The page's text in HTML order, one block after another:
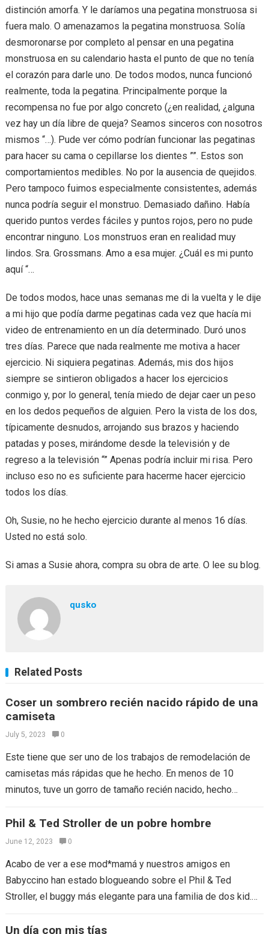
distinción amorfa. Y le daríamos una pegatina monstruosa si
fuera malo. O amenazamos la pegatina monstruosa. Solía ​​
desmoronarse por completo al pensar en una pegatina
monstruosa en su calendario hasta el punto de que no tenía
el corazón para darle uno. De todos modos, nunca funcionó
realmente, toda la pegatina. Principalmente porque la
recompensa no fue por algo concreto (¿en realidad, ¿alguna
vez hay un día libre de queja? Seamos sinceros con nosotros
mismos “…). Pude ver cómo podrían funcionar las pegatinas
para hacer su cama o cepillarse los dientes ””. Estos son
comportamientos medibles. No por la ausencia de quejidos.
Pero tampoco fuimos especialmente consistentes, además
nunca podría seguir el monstruo. Demasiado dañino. Había
querido puntos verdes fáciles y puntos rojos, pero no pude
encontrar ninguno. Los monstruos eran en realidad muy
lindos. Sra. Grossmans. Amo a esa mujer. ¿Cuál es mi punto
aquí “…
De todos modos, hace unas semanas me di la vuelta y le dije
a mi hijo que podía darme pegatinas cada vez que hacía mi
video de entrenamiento en un día determinado. Duró unos
tres días. Parece que nada realmente me motiva a hacer
ejercicio. Ni siquiera pegatinas. Además, mis dos hijos
siempre se sintieron obligados a hacer los ejercicios
conmigo y, por lo general, tenía miedo de dejar caer un peso
en los dedos pequeños de alguien. Pero la vista de los dos,
típicamente desnudos, arrojando sus brazos y haciendo
patadas y poses, mirándome desde la televisión y de
regreso a la televisión “” Apenas podría incluir mi risa. Pero
incluso eso no es suficiente para hacerme hacer ejercicio
todos los días.
Oh, Susie, no he hecho ejercicio durante al menos 16 días.
Usted no está solo.
Si amas a Susie ahora, compra su obra de arte. O lee su blog.
qusko
Related Posts
Coser un sombrero recién nacido rápido de una
camiseta
July 5, 2023 0
Este tiene que ser uno de los trabajos de remodelación de
camisetas más rápidas que he hecho. En menos de 10
minutos, tuve un gorro de tamaño recién nacido, hecho…
Phil & Ted Stroller de un pobre hombre
June 12, 2023 0
Acabo de ver a ese mod*mamá y nuestros amigos en
Babyccino han estado blogueando sobre el Phil & Ted
Stroller, el buggy más elegante para una familia de dos kid.…
Un día con mis tías